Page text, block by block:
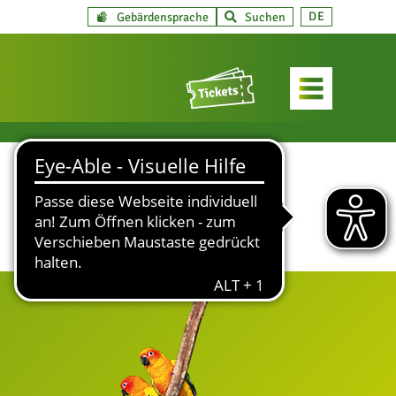
Gebärdensprache Suchen DE